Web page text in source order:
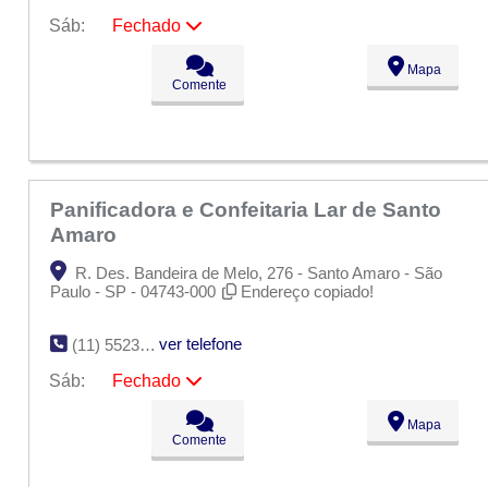
Sáb:
Fechado
09:00 - 18:00
09:00 - 18:00
09:00 - 18:00
Comente
Mapa
Panificadora e Confeitaria Lar de Santo
Amaro
R. Des. Bandeira de Melo, 276 - Santo Amaro - São
Paulo - SP - 04743-000
Endereço copiado!
(11) 5523-7380
ver telefone
Sáb:
Fechado
09:00 - 18:00
09:00 - 18:00
09:00 - 18:00
Comente
Mapa